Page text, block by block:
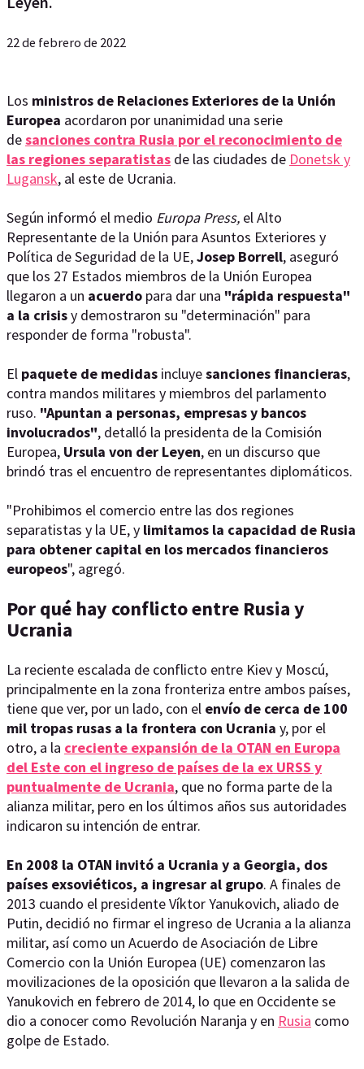
22 de febrero de 2022
Los ministros de Relaciones Exteriores de la Unión
Europea acordaron por unanimidad una serie
desanciones contra Rusia por el reconocimiento de
las regiones separatistas de las ciudades de Donetsk y
Lugansk, al este de Ucrania.
Según informó el medio Europa Press, el Alto
Representante de la Unión para Asuntos Exteriores y
Política de Seguridad de la UE,Josep Borrell, aseguró
que los 27 Estados miembros de la Unión Europea
llegaron a un acuerdo para dar una "rápida respuesta"
a la crisisy demostraron su "determinación" para
responder de forma "robusta".
El paquete de medidas incluyesanciones financieras,
contra mandos militares y miembros del parlamento
ruso. "Apuntan a personas, empresas y bancos
involucrados", detalló la presidenta de la Comisión
Europea, Ursula von der Leyen, en un discurso que
brindó tras el encuentro de representantes diplomáticos.
"Prohibimos el comercio entre las dos regiones
separatistas y la UE, y limitamos la capacidad de Rusia
para obtener capital en los mercados financieros
europeos", agregó.
Por qué hay conflicto entre Rusia y
Ucrania
La reciente escalada de conflicto entre Kiev y Moscú,
principalmente en la zona fronteriza entre ambos países,
tiene que ver, por un lado, con el envío de cerca de 100
mil tropas rusas a la frontera con Ucrania y, por el
otro, a la creciente expansión de la OTAN en Europa
del Este con el ingreso de países de la ex URSS y
puntualmente de Ucrania, que no forma parte de la
alianza militar, pero en los últimos años sus autoridades
indicaron su intención de entrar.
En 2008 la OTAN invitó a Ucrania y a Georgia, dos
países exsoviéticos, a ingresar al grupo. A finales de
2013 cuando el presidente Víktor Yanukovich, aliado de
Putin, decidió no firmar el ingreso de Ucrania a la alianza
militar, así como un Acuerdo de Asociación de Libre
Comercio con la Unión Europea (UE) comenzaron las
movilizaciones de la oposición que llevaron a la salida de
Yanukovich en febrero de 2014, lo que en Occidente se
dio a conocer como Revolución Naranja y en Rusia como
golpe de Estado.